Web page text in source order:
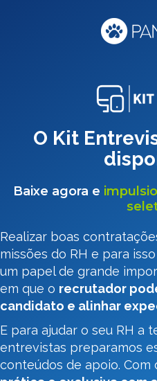
O Kit
Baixe agora e
Realizar boas
missões do RH e para
um papel de grande
em que o recrutador
candidato e alinhar
E para ajudar o seu RH a
entrevistas preparamos
conteúdos de apoio. Com